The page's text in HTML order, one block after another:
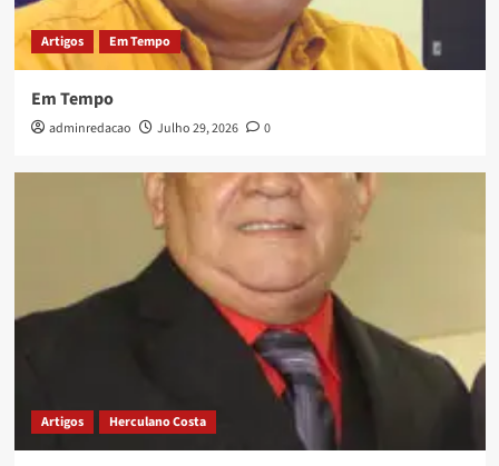
Artigos Em Tempo
Em Tempo
adminredacao Julho 29, 2026 0
Artigos Herculano Costa